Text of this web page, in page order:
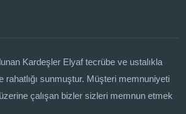
Kardeşler Elyaf tecrübe ve ustalıkla
rahatlığı sunmuştur. Müşteri memnuniyeti
çalışan bizler sizleri memnun etmek